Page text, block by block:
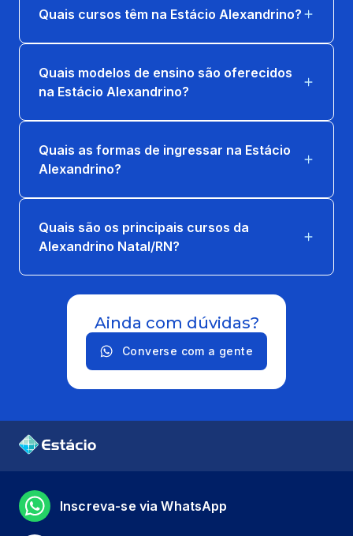
Quais cursos têm na Estácio Alexandrino?
Quais modelos de ensino são oferecidos
na Estácio Alexandrino?
Quais as formas de ingressar na Estácio
Alexandrino?
Quais são os principais cursos da
Alexandrino Natal/RN?
Ainda com dúvidas?
Converse com a gente
Inscreva-se via WhatsApp